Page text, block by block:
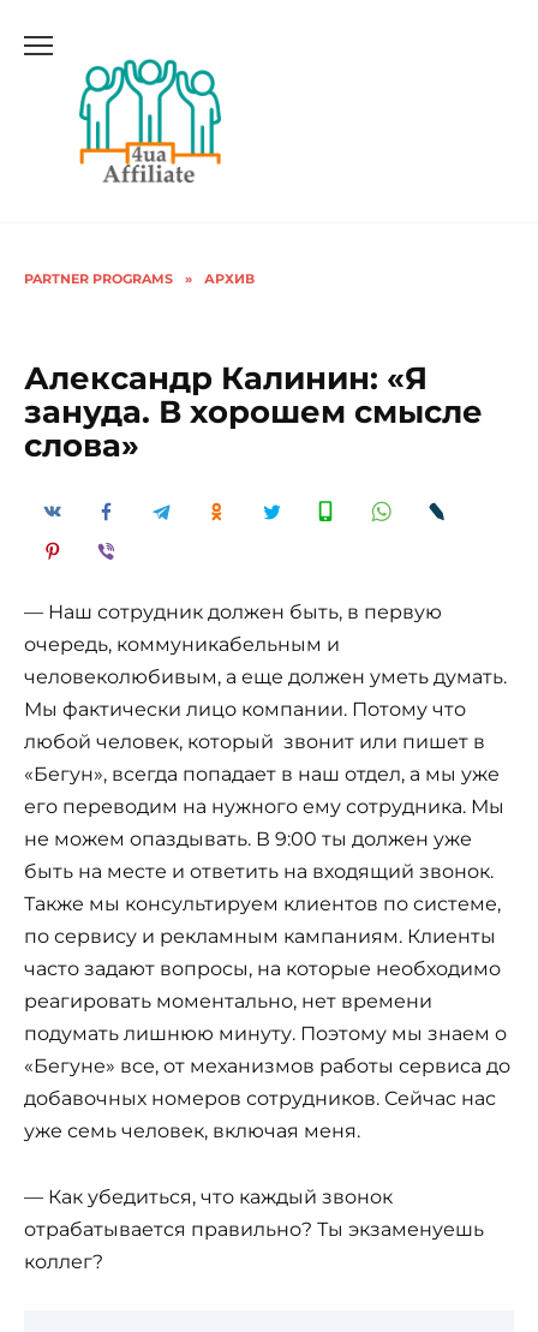
PARTNER PROGRAMS » АРХИВ
Александр Калинин: «Я
зануда. В хорошем смысле
слова»
— Наш сотрудник должен быть, в первую
очередь, коммуникабельным и
человеколюбивым, а еще должен уметь думать.
Мы фактически лицо компании. Потому что
любой человек, который звонит или пишет в
«Бегун», всегда попадает в наш отдел, а мы уже
его переводим на нужного ему сотрудника. Мы
не можем опаздывать. В 9:00 ты должен уже
быть на месте и ответить на входящий звонок.
Также мы консультируем клиентов по системе,
по сервису и рекламным кампаниям. Клиенты
часто задают вопросы, на которые необходимо
реагировать моментально, нет времени
подумать лишнюю минуту. Поэтому мы знаем о
«Бегуне» все, от механизмов работы сервиса до
добавочных номеров сотрудников. Сейчас нас
уже семь человек, включая меня.
— Как убедиться, что каждый звонок
отрабатывается правильно? Ты экзаменуешь
коллег?